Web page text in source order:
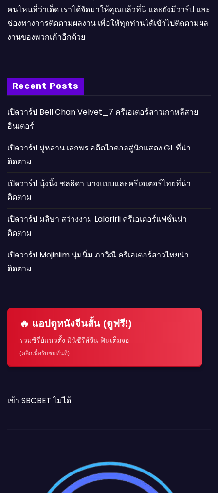
คนไหนที่ว่าเด็ด เราได้จัดมาให้คุณแล้วที่นี่ และยังมีวาร์ป และ
ช่องทางการติดตามผลงาน เพื่อให้ทุกท่านได้เข้าไปติดตามผล
งานของพวกเค้าอีกด้วย
Recent Posts
เปิดวาร์ป Bell Chan Velvet_7 ครีเอเตอร์สาวเกาหลีสาย
อินเตอร์
เปิดวาร์ป มู่หลาน เสกพร อดีตไอดอลสู่นักแสดง GL ที่น่า
ติดตาม
เปิดวาร์ป นุ้งนิ้ง ชลธิดา นางแบบและครีเอเตอร์ไทยที่น่า
ติดตาม
เปิดวาร์ป มลิษา สว่างงาม Lalaririi ครีเอเตอร์แฟชั่นน่า
ติดตาม
เปิดวาร์ป Mojiniim นุ่มนิ่ม ภาวิณี ครีเอเตอร์สาวไทยน่า
ติดตาม
🔥 แอปดูหนังจีนสั้น (ดูฟรี!)
รวมซีรี่ย์แนวตั้ง มินิซีรีส์จีน ฟินเต็มจอ
(คลิกเพื่อรับชมทันที)
เข้า SBOBET ไม่ได้